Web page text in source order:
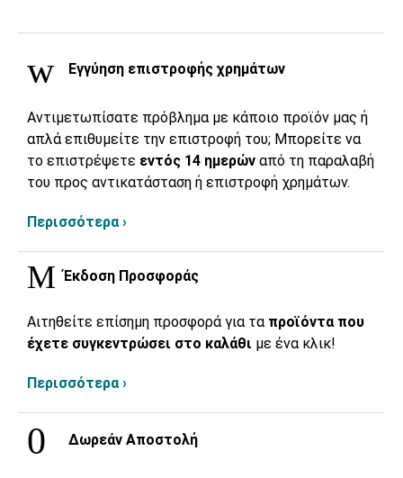
Εγγύηση επιστροφής χρημάτων
Αντιμετωπίσατε πρόβλημα με κάποιο προϊόν μας ή
απλά επιθυμείτε την επιστροφή του; Μπορείτε να
το επιστρέψετε εντός 14 ημερών από τη παραλαβή
του προς αντικατάσταση ή επιστροφή χρημάτων.
Περισσότερα ›
Έκδοση Προσφοράς
Αιτηθείτε επίσημη προσφορά για τα προϊόντα που
έχετε συγκεντρώσει στο καλάθι με ένα κλικ!
Περισσότερα ›
Δωρεάν Αποστολή